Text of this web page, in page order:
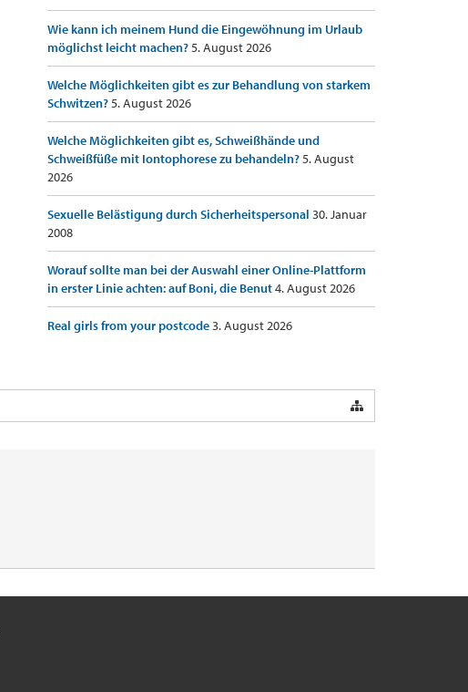
Wie kann ich meinem Hund die Eingewöhnung im Urlaub
möglichst leicht machen?5. August 2026
Welche Möglichkeiten gibt es zur Behandlung von starkem
Schwitzen?5. August 2026
Welche Möglichkeiten gibt es, Schweißhände und
Schweißfüße mit Iontophorese zu behandeln?5. August
2026
Sexuelle Belästigung durch Sicherheitspersonal 30. Januar
2008
Worauf sollte man bei der Auswahl einer Online-Plattform
in erster Linie achten: auf Boni, die Benut4. August 2026
Real girls from your postcode3. August 2026